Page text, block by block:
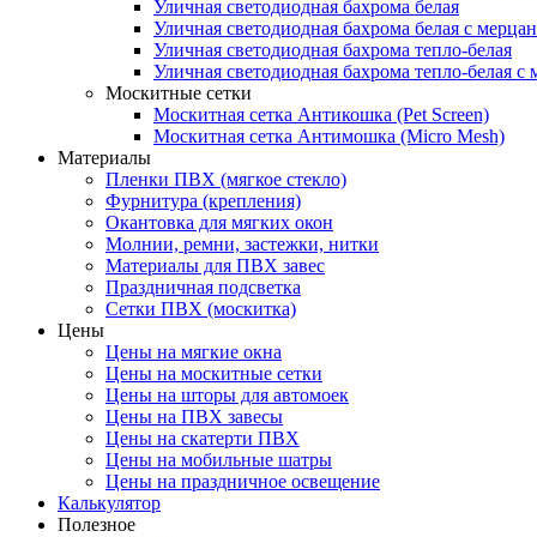
Уличная светодиодная бахрома белая
Уличная светодиодная бахрома белая с
Уличная светодиодная бахрома тепло-белая
Уличная светодиодная бахрома тепло-белая с
Москитные сетки
Москитная сетка Антикошка (Pet Screen)
Москитная сетка Антимошка (Micro Mesh)
Материалы
Пленки ПВХ (мягкое стекло)
Фурнитура (крепления)
Окантовка для мягких окон
Молнии, ремни, застежки, нитки
Материалы для ПВХ завес
Праздничная подсветка
Сетки ПВХ (москитка)
Цены
Цены на мягкие окна
Цены на москитные сетки
Цены на шторы для автомоек
Цены на ПВХ завесы
Цены на скатерти ПВХ
Цены на мобильные шатры
Цены на праздничное освещение
Калькулятор
Полезное